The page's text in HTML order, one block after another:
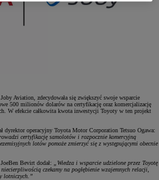
Aviation, zdecydowała się zwiększyć swoje wsparcie
500 milionów dolarów na certyfikację oraz komercjalizację
W efekcie całkowita kwota inwestycji Toyoty w ten projekt
dyrektor operacyjny Toyota Motor Corporation Tetsuo Ogawa:
certyfikację samolotów i rozpocznie komercyjną
lotów pomoże zmierzyć się z występującymi obecnie
Bevirt dodał:
„Wiedza i wsparcie udzielone przez Toyotę
czekamy na pogłębienie wzajemnych relacji,
lotniczych.”